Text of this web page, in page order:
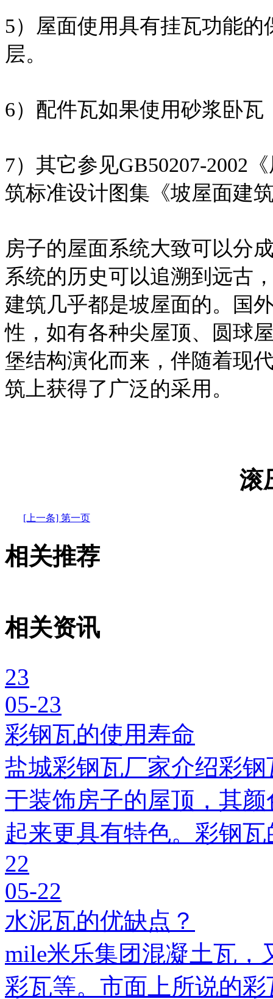
5）屋面使用具有挂瓦功能
层。
6）配件瓦如果使用砂浆卧
7）其它参见GB50207-2002
筑标准设计图集《坡屋面建
房子的屋面系统大致可以分
系统的历史可以追溯到远古
建筑几乎都是坡屋面的。国
性，如有各种尖屋顶、圆球
堡结构演化而来，伴随着现
筑上获得了广泛的采用。
滚
[上一条] 第一页
相关推荐
相关资讯
23
05-23
彩钢瓦的使用寿命
盐城彩钢瓦厂家介绍彩
于装饰房子的屋顶，其
起来更具有特色。彩钢
22
05-22
水泥瓦的优缺点？
mile米乐集团混凝土瓦，
彩瓦等。市面上所说的